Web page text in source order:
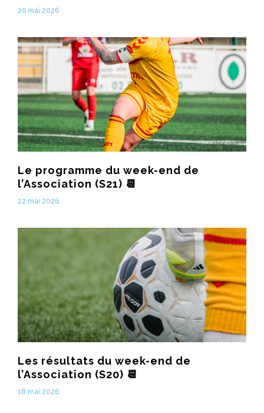
26 mai 2026
Le programme du week-end de
l’Association (S21) 📆
22 mai 2026
Les résultats du week-end de
l’Association (S20) 📆
18 mai 2026